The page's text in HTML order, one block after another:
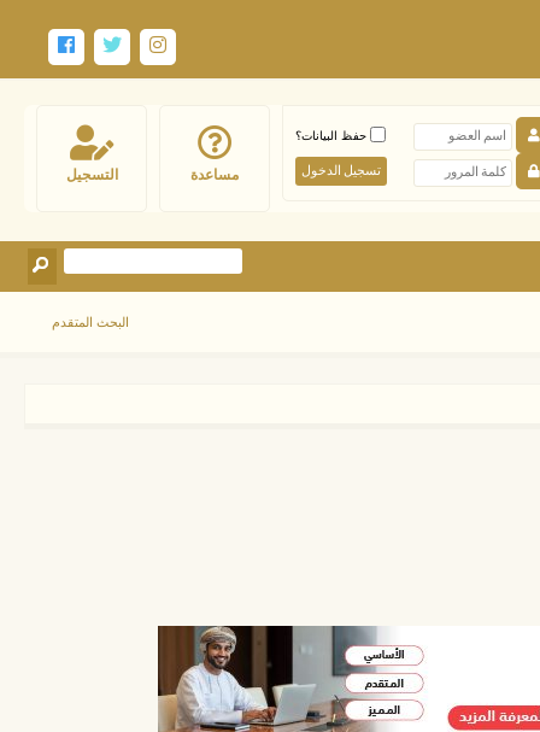
التسجيل مساعدة
حفظ البيانات؟
البحث المتقدم